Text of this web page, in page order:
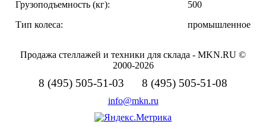
Грузоподъемность (кг):
500
Тип колеса:
промышленное
Продажа стеллажей и техники для склада - MKN.RU ©
2000-2026
8 (495) 505-51-03 8 (495) 505-51-08
info@mkn.ru